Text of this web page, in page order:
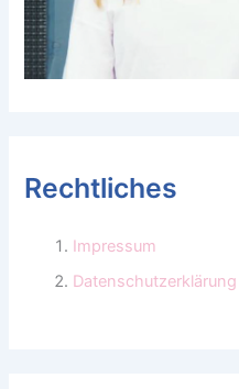
Rechtliches
Impressum
Datenschutzerklärung